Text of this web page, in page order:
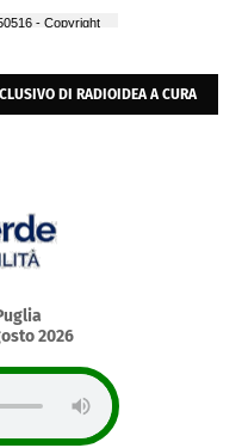
DI RADIOIDEA A CURA
2026